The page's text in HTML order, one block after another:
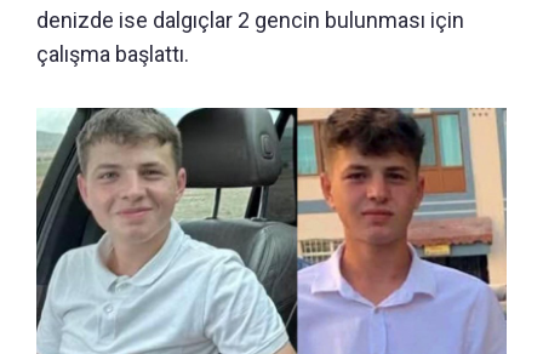
denizde ise dalgıçlar 2 gencin bulunması için
çalışma başlattı.